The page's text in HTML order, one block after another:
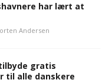
har lært at
Andersen
gratis
til alle danskere